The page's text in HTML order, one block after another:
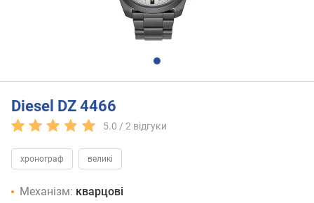
Diesel DZ 4466
5.0 /2 відгуки
хронограф великі
Механізм: кварцові